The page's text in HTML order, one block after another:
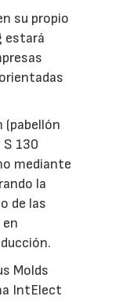
su propio
estará
(pabellón
130
mediante
la
de las
Molds
IntElect